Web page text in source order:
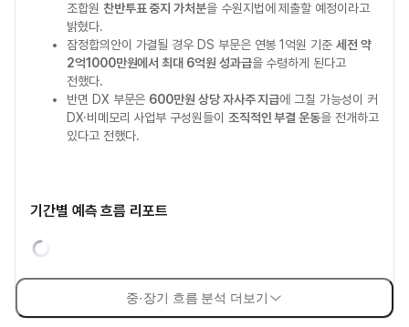
조합원 찬반투표 중지 가처분을 수원지법에 제출할 예정이라고
밝혔다.
잠정합의안이 가결될 경우 DS 부문은 연봉 1억원 기준 세전 약
2억1000만원에서 최대 6억원 성과급을 수령하게 된다고
전했다.
반면 DX 부문은 600만원 상당 자사주 지급에 그칠 가능성이 커
DX·비메모리 사업부 구성원들이 조직적인 부결 운동을 전개하고
있다고 전했다.
기간별 예측 흐름 리포트
중·장기 흐름 분석 더보기